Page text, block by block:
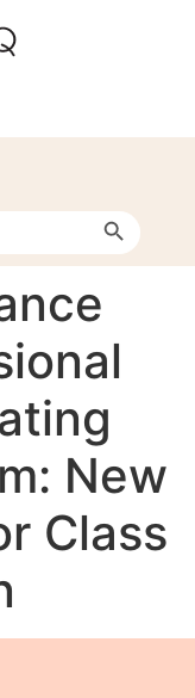
Otsi
New
Class